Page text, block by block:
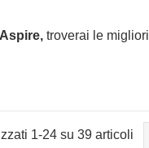
Aspire, troverai le migliori
1-24 su 39 articoli